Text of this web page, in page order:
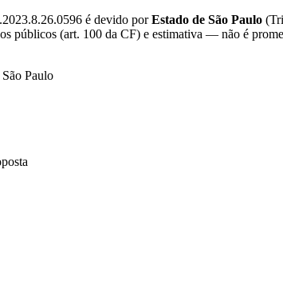
é devido porEstado de São Paulo (
públicos (art. 100 da CF) e estimativa — não é
Paulo